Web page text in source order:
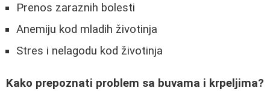
Prenos zaraznih bolesti
Anemiju kod mladih životinja
Stres i nelagodu kod životinja
Kako prepoznati problem sa buvama i krpeljima?